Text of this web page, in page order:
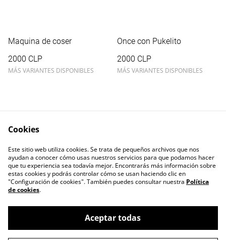
Maquina de coser
2000 CLP
MÁS VARIANTES DISPONIBLES
Once con Pukelito
2000 CLP
MÁS VARIANTES DISPONIBLES
Contacta con nosotros
Términos legales
Política de Privacidad
Política de cookies
©2026LUNION SpA
Cookies
Este sitio web utiliza cookies. Se trata de pequeños archivos que nos
ayudan a conocer cómo usas nuestros servicios para que podamos hacer
que tu experiencia sea todavía mejor. Encontrarás más información sobre
estas cookies y podrás controlar cómo se usan haciendo clic en
"Configuración de cookies". También puedes consultar nuestra Política
de cookies.
Aceptar todas